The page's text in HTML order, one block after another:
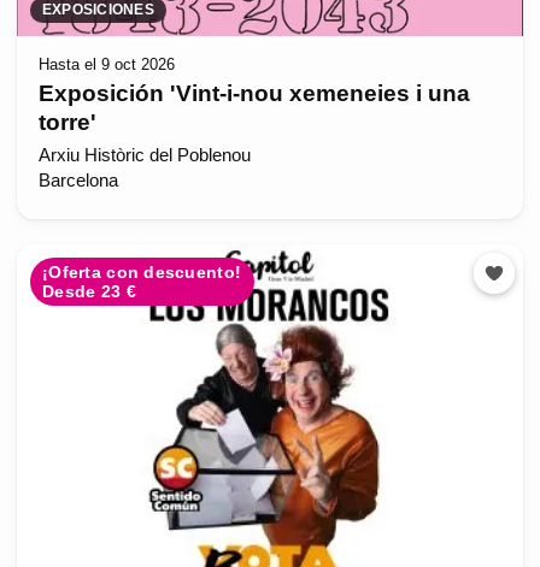
EXPOSICIONES
Hasta el 9 oct 2026
Exposición 'Vint-i-nou xemeneies i una
torre'
Arxiu Històric del Poblenou
Barcelona
¡Oferta con descuento!
Desde 23 €